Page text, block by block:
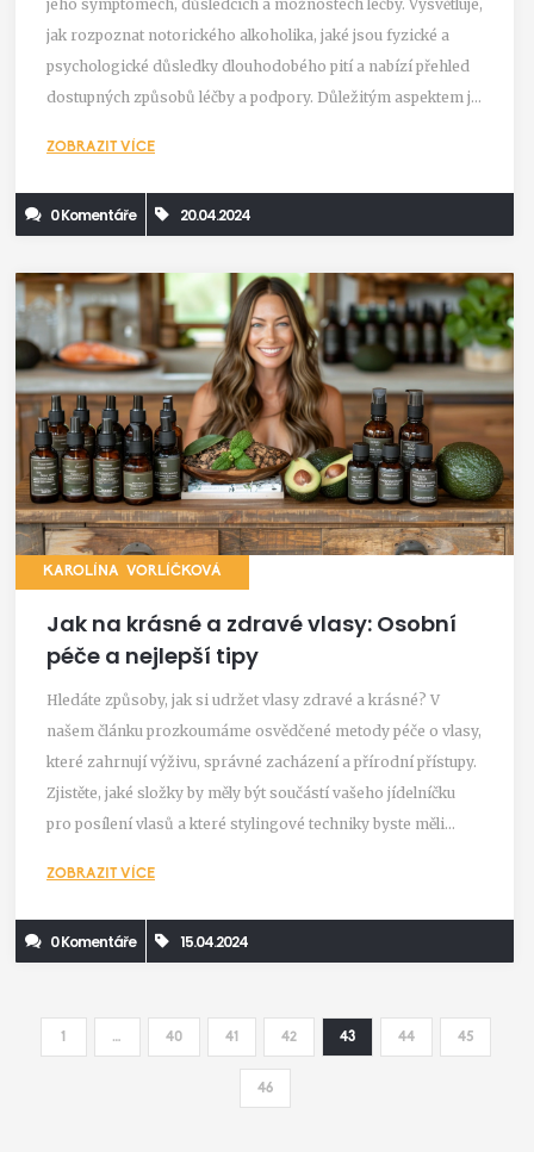
jeho symptomech, důsledcích a možnostech léčby. Vysvětluje,
jak rozpoznat notorického alkoholika, jaké jsou fyzické a
psychologické důsledky dlouhodobého pití a nabízí přehled
dostupných způsobů léčby a podpory. Důležitým aspektem je
vztahy.
ZOBRAZIT VÍCE
0 Komentáře 20.04.2024
KAROLÍNA VORLÍČKOVÁ
Jak na krásné a zdravé vlasy: Osobní
péče a nejlepší tipy
Hledáte způsoby, jak si udržet vlasy zdravé a krásné? V
našem článku prozkoumáme osvědčené metody péče o vlasy,
které zahrnují výživu, správné zacházení a přírodní přístupy.
Zjistěte, jaké složky by měly být součástí vašeho jídelníčku
pro posílení vlasů a které stylingové techniky byste měli
implementovat tyto strategie do vašeho každodenního
režimu a užijte si dlouhotrvající výsledky.
ZOBRAZIT VÍCE
0 Komentáře 15.04.2024
1 … 40 41 42 43 44 45
46